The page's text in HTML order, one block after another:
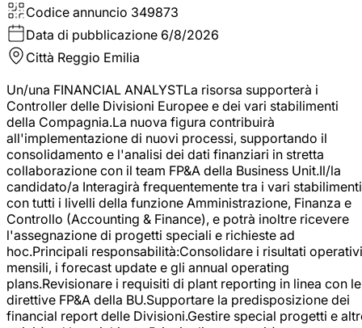
Codice annuncio 349873
Data di pubblicazione 6/8/2026
Città Reggio Emilia
Un/una FINANCIAL ANALYSTLa risorsa supporterà i
Controller delle Divisioni Europee e dei vari stabilimenti
della Compagnia.La nuova figura contribuirà
all'implementazione di nuovi processi, supportando il
consolidamento e l'analisi dei dati finanziari in stretta
collaborazione con il team FP&A della Business Unit.Il/la
candidato/a Interagirà frequentemente tra i vari stabilimenti
con tutti i livelli della funzione Amministrazione, Finanza e
Controllo (Accounting & Finance), e potrà inoltre ricevere
l'assegnazione di progetti speciali e richieste ad
hoc.Principali responsabilità:Consolidare i risultati operativi
mensili, i forecast update e gli annual operating
plans.Revisionare i requisiti di plant reporting in linea con le
direttive FP&A della BU.Supportare la predisposizione dei
financial report delle Divisioni.Gestire special progetti e